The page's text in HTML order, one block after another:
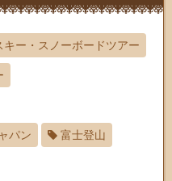
キー・スノーボードツアー
パン
富士登山